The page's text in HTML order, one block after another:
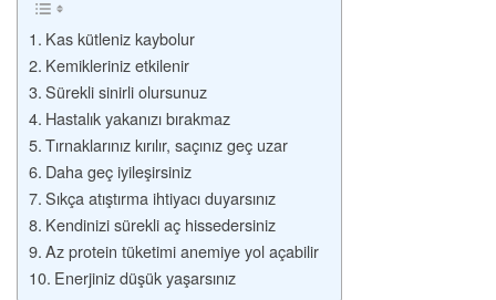
Kas kütleniz kaybolur
Kemikleriniz etkilenir
Sürekli sinirli olursunuz
Hastalık yakanızı bırakmaz
Tırnaklarınız kırılır, saçınız geç uzar
Daha geç iyileşirsiniz
Sıkça atıştırma ihtiyacı duyarsınız
Kendinizi sürekli aç hissedersiniz
Az protein tüketimi anemiye yol açabilir
Enerjiniz düşük yaşarsınız